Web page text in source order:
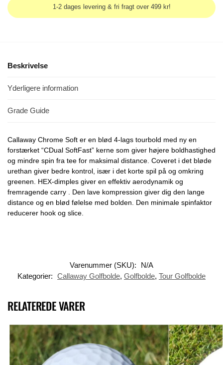
1-2 dages levering & fri fragt over 499 kr!
Beskrivelse
Yderligere information
Grade Guide
Callaway Chrome Soft er en blød 4-lags tourbold med ny en
forstærket “CDual SoftFast” kerne som giver højere boldhastighed
og mindre spin fra tee for maksimal distance. Coveret i det bløde
urethan giver bedre kontrol, især i det korte spil på og omkring
greenen. HEX-dimples giver en effektiv aerodynamik og
fremragende carry . Den lave kompression giver dig den lange
distance og en blød følelse med bolden. Den minimale spinfaktor
reducerer hook og slice.
Varenummer (SKU):
N/A
Kategorier: Callaway Golfbolde, Golfbolde, Tour Golfbolde
RELATEREDE VARER